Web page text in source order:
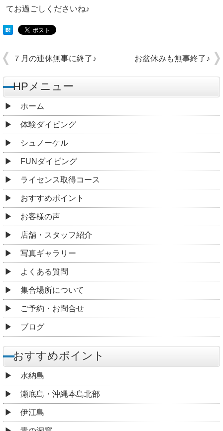
てお過ごしくださいね♪
７月の連休無事に終了♪ お盆休みも無事終了♪
HPメニュー
ホーム
体験ダイビング
シュノーケル
FUNダイビング
ライセンス取得コース
おすすめポイント
お客様の声
店舗・スタッフ紹介
写真ギャラリー
よくある質問
集合場所について
ご予約・お問合せ
ブログ
おすすめポイント
水納島
瀬底島・沖縄本島北部
伊江島